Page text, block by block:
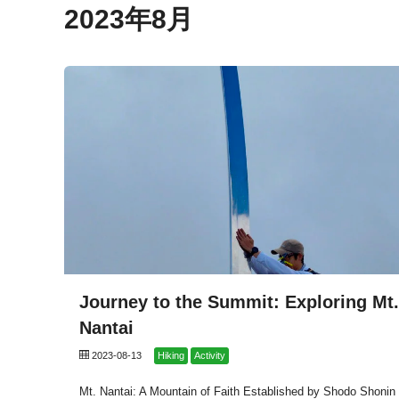
2023年8月
Journey to the Summit: Exploring Mt.
Nantai
2023-08-13 Hiking Activity
Mt. Nantai: A Mountain of Faith Established by Shodo Shonin